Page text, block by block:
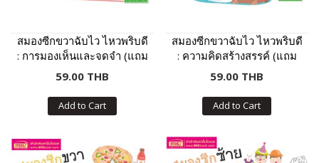
สมองซีกขวาฉับไว ไหวพริบดี
: การมองเห็นและจดจำ (แถม
ฟรี! สติกเกอร์)
59.00 THB
Add to Cart
สมองซีกขวาฉับไว ไหวพริบดี
: ความคิดสร้างสรรค์ (แถม
ฟรี! สติกเกอร์)
59.00 THB
Add to Cart